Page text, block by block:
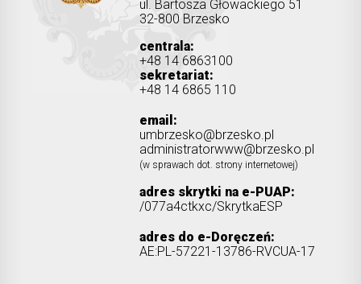
ul. Bartosza Głowackiego 51
32-800 Brzesko
centrala:
+48 14 6863100
sekretariat:
+48 14 6865 110
email:
umbrzesko@brzesko.pl
administratorwww@brzesko.pl
(w sprawach dot. strony internetowej)
adres skrytki na e-PUAP:
/077a4ctkxc/SkrytkaESP
adres do e-Doręczeń:
AE:PL-57221-13786-RVCUA-17